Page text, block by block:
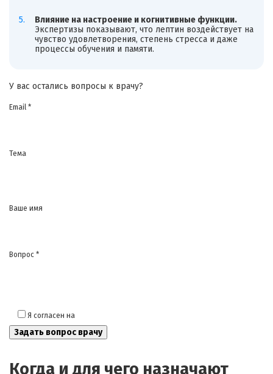
Влияние на настроение и когнитивные функции.
Экспертизы показывают, что лептин воздействует на
чувство удовлетворения, степень стресса и даже
процессы обучения и памяти.
У вас остались вопросы к врачу?
Email *
Тема
Ваше имя
Вопрос *
Я согласен на
Когда и для чего назначают